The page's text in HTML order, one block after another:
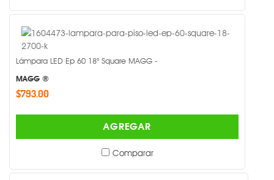
Lámpara LED Ep 60 18° Square MAGG -
MAGG ®
$793.00
AGREGAR
Comparar